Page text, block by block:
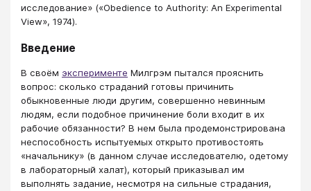
исследование» («Obedience to Authority: An Experimental
View», 1974).
Введение
В своём эксперименте Милгрэм пытался прояснить
вопрос: сколько страданий готовы причинить
обыкновенные люди другим, совершенно невинным
людям, если подобное причинение боли входит в их
рабочие обязанности? В нем была продемонстрирована
неспособность испытуемых открыто противостоять
«начальнику» (в данном случае исследователю, одетому
в лабораторный халат), который приказывал им
выполнять задание, несмотря на сильные страдания,